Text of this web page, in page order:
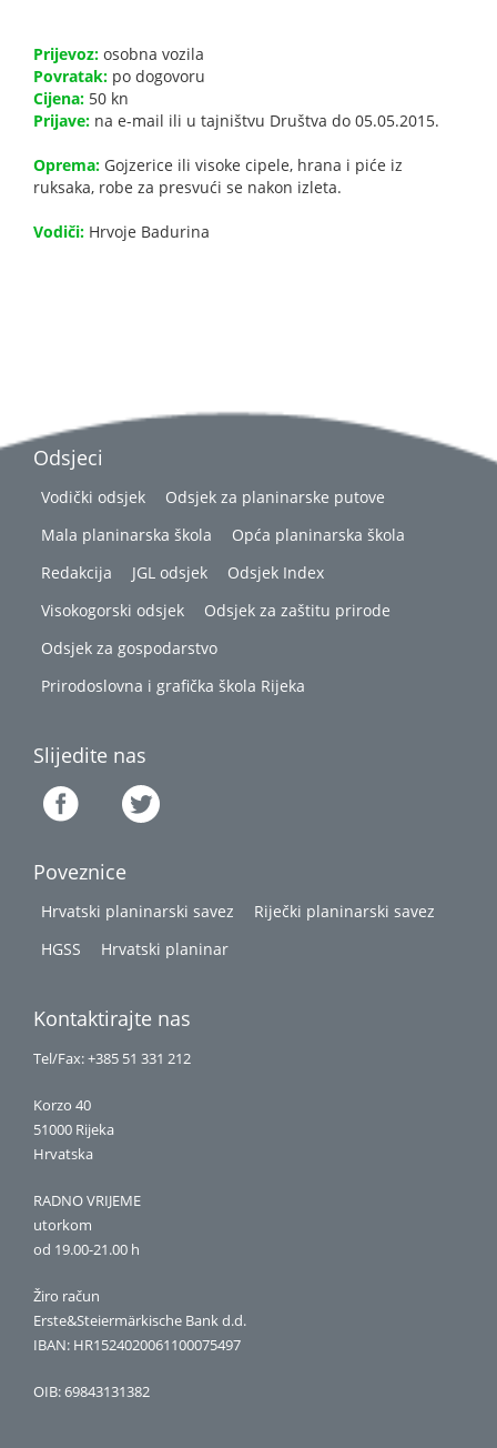
Prijevoz: osobna vozila
Povratak: po dogovoru
Cijena: 50 kn
Prijave: na e-mail ili u tajništvu Društva do 05.05.2015.
Oprema: Gojzerice ili visoke cipele, hrana i piće iz
ruksaka, robe za presvući se nakon izleta.
Vodiči: Hrvoje Badurina
Odsjeci
Vodički odsjek
Odsjek za planinarske putove
Mala planinarska škola
Opća planinarska škola
Redakcija
JGL odsjek
Odsjek Index
Visokogorski odsjek
Odsjek za zaštitu prirode
Odsjek za gospodarstvo
Prirodoslovna i grafička škola Rijeka
Slijedite nas
Poveznice
Hrvatski planinarski savez
Riječki planinarski savez
HGSS
Hrvatski planinar
Kontaktirajte nas
Tel/Fax: +385 51 331 212
Korzo 40
51000 Rijeka
Hrvatska
RADNO VRIJEME
utorkom
od 19.00-21.00 h
Žiro račun
Erste&Steiermärkische Bank d.d.
IBAN: HR1524020061100075497
OIB: 69843131382